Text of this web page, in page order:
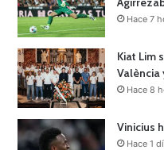
Hace 7
Kiat Lim
València
Hace 8
Vinicius
Hace 1